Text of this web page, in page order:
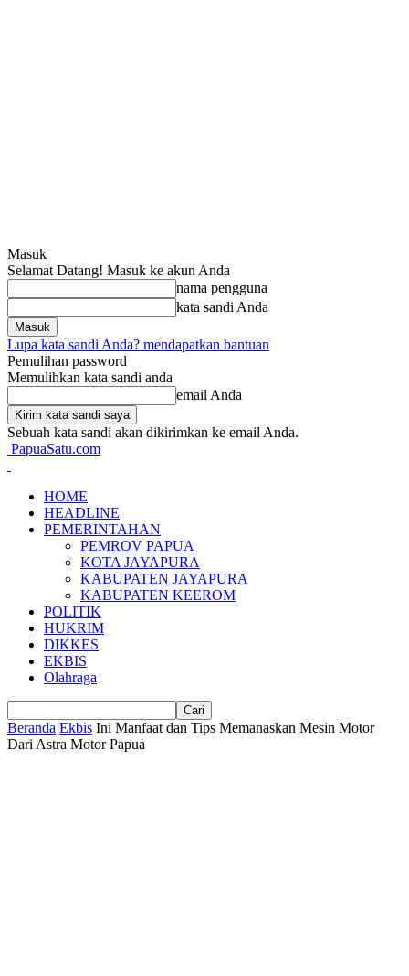
Masuk
Selamat Datang! Masuk ke akun Anda
nama pengguna
kata sandi Anda
Lupa kata sandi Anda? mendapatkan bantuan
Pemulihan password
Memulihkan kata sandi anda
email Anda
Sebuah kata sandi akan dikirimkan ke email Anda.
PapuaSatu.com
HOME
HEADLINE
PEMERINTAHAN
PEMROV PAPUA
KOTA JAYAPURA
KABUPATEN JAYAPURA
KABUPATEN KEEROM
POLITIK
HUKRIM
DIKKES
EKBIS
Olahraga
Beranda Ekbis Ini Manfaat dan Tips Memanaskan Mesin Motor
Dari Astra Motor Papua